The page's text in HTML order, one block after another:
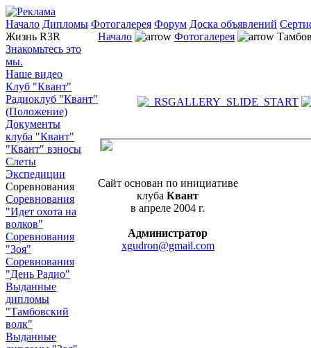
Начало Дипломы Фотогалерея Форум Доска объявлений
Жизнь R3R
Знакомьтесь это
мы.
Наше видео
Клуб "Квант"
Радиоклуб "Квант"
(Положение)
Документы
клуба "Квант"
"Квант" взносы
Слеты
Экспедиции
Соревнования
Соревнования
"Идет охота на
волков"
Соревнования
"Зоя"
Соревнования
"День Радио"
Выданные
дипломы
"Тамбовский
волк"
Выданные
Начало Фотогалерея
Сайт основан по инициативе
клубаКвант
в апреле 2004 г.
Администратор
xgudron@gmail.com